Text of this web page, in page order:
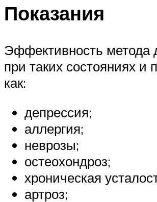
Показания
Эффективность метода
при таких состояниях и
как:
депрессия;
аллергия;
неврозы;
остеохондроз;
хроническая
артроз;